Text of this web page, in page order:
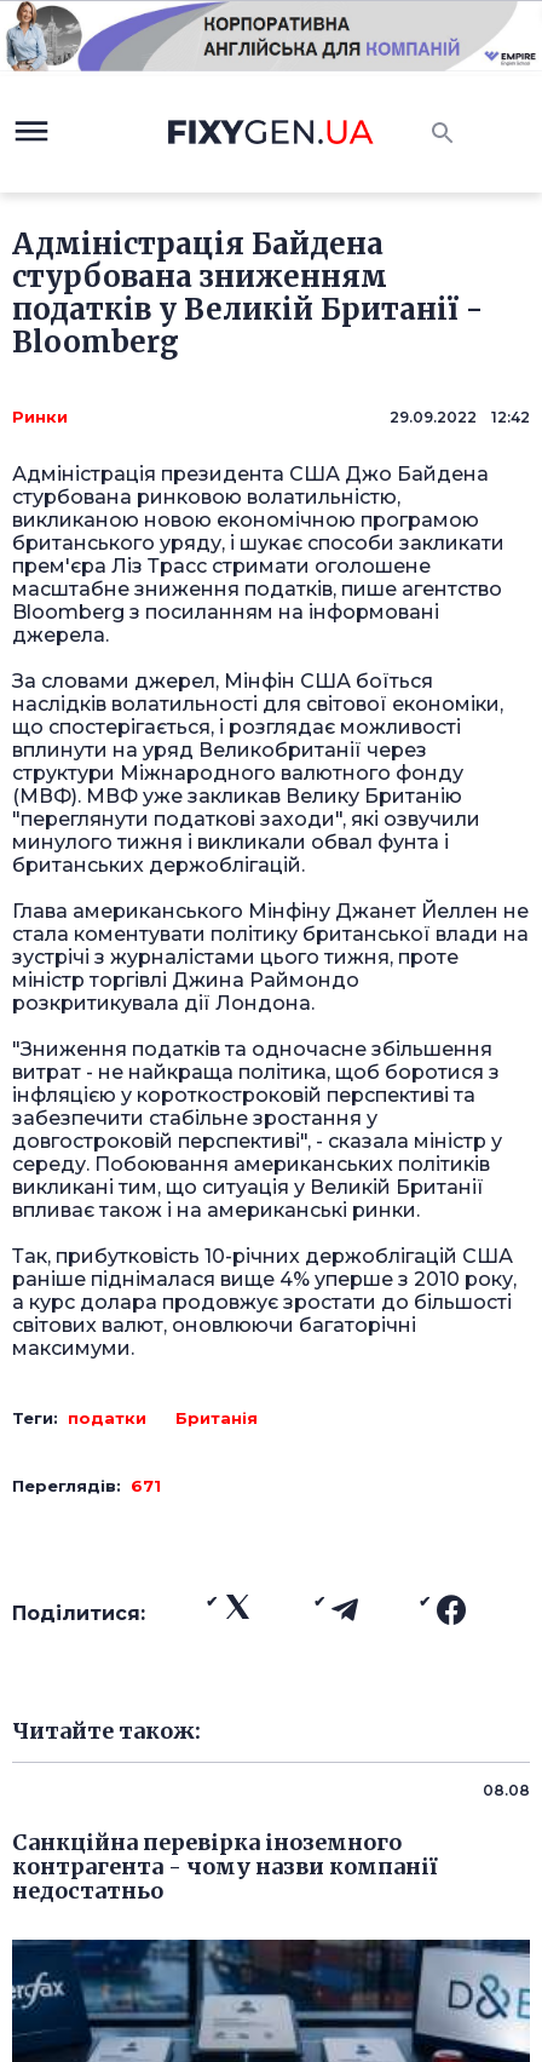
Адміністрація Байдена
стурбована зниженням
податків у Великій Британії -
Bloomberg
Ринки 29.09.2022 12:42
Адміністрація президента США Джо Байдена
стурбована ринковою волатильністю,
викликаною новою економічною програмою
британського уряду, і шукає способи закликати
прем'єра Ліз Трасс стримати оголошене
масштабне зниження податків, пише агентство
Bloomberg з посиланням на інформовані
джерела.
За словами джерел, Мінфін США боїться
наслідків волатильності для світової економіки,
що спостерігається, і розглядає можливості
вплинути на уряд Великобританії через
структури Міжнародного валютного фонду
(МВФ). МВФ уже закликав Велику Британію
"переглянути податкові заходи", які озвучили
минулого тижня і викликали обвал фунта і
британських держоблігацій.
Глава американського Мінфіну Джанет Йеллен не
стала коментувати політику британської влади на
зустрічі з журналістами цього тижня, проте
міністр торгівлі Джина Раймондо
розкритикувала дії Лондона.
"Зниження податків та одночасне збільшення
витрат - не найкраща політика, щоб боротися з
інфляцією у короткостроковій перспективі та
забезпечити стабільне зростання у
довгостроковій перспективі", - сказала міністр у
середу. Побоювання американських політиків
викликані тим, що ситуація у Великій Британії
впливає також і на американські ринки.
Так, прибутковість 10-річних держоблігацій США
раніше піднімалася вище 4% уперше з 2010 року,
а курс долара продовжує зростати до більшості
світових валют, оновлюючи багаторічні
максимуми.
Теги: податки Британія
Переглядів: 671
Поділитися:
Читайте також:
08.08
Санкційна перевірка іноземного
контрагента - чому назви компанії
недостатньо